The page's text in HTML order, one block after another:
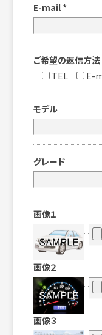
E-mail *
ご希望の返信方法
TEL
E-
モデル
グレード
画像１
画像２
画像３